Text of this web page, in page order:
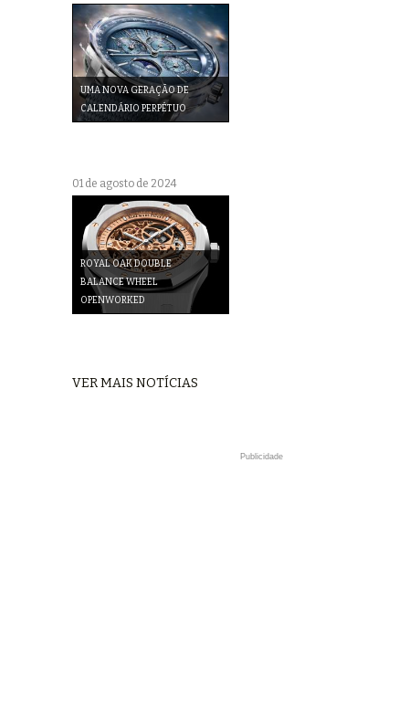
UMA NOVA GERAÇÃO DE
CALENDÁRIO PERPÉTUO
01 de agosto de 2024
ROYAL OAK DOUBLE
BALANCE WHEEL
OPENWORKED
VER MAIS NOTÍCIAS
Publicidade